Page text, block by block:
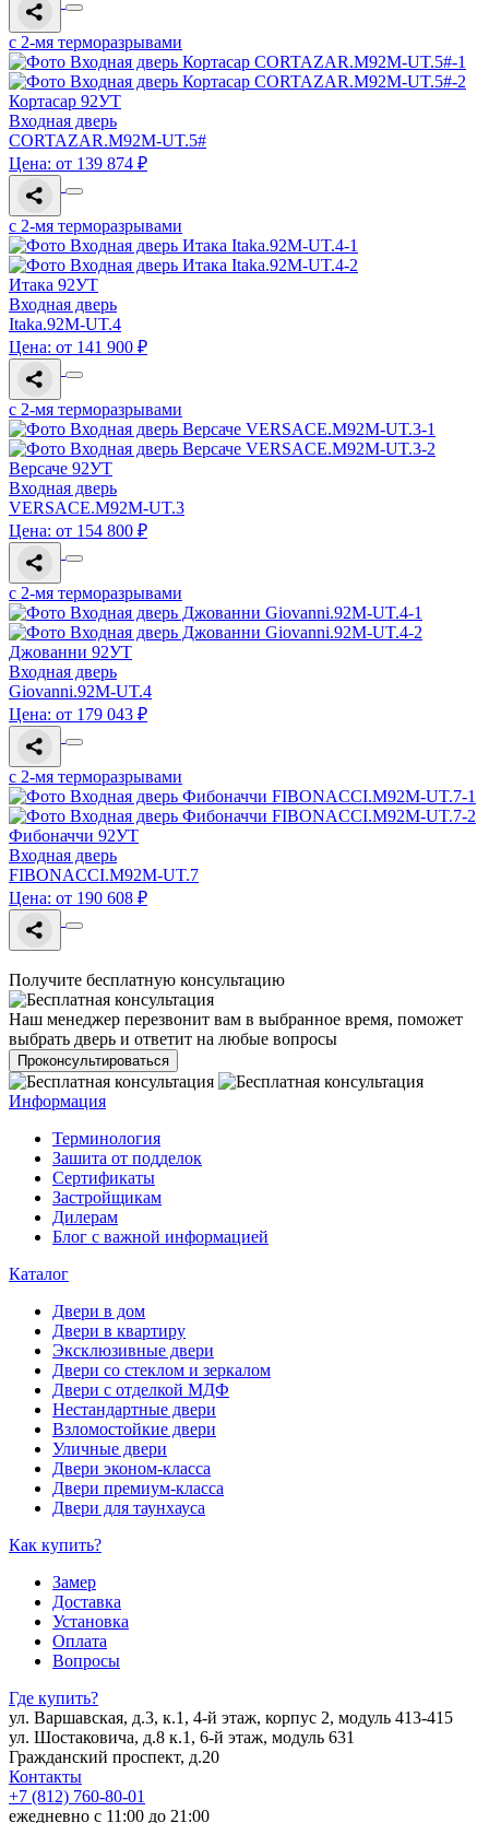
с 2-мя терморазрывами
Кортасар 92УТ
Входная дверь
CORTAZAR.M92M-UT.5#
Цена: от 139 874 ₽
с 2-мя терморазрывами
Итака 92УТ
Входная дверь
Itaka.92M-UT.4
Цена: от 141 900 ₽
с 2-мя терморазрывами
Версаче 92УТ
Входная дверь
VERSACE.M92M-UT.3
Цена: от 154 800 ₽
с 2-мя терморазрывами
Джованни 92УТ
Входная дверь
Giovanni.92M-UT.4
Цена: от 179 043 ₽
с 2-мя терморазрывами
Фибоначчи 92УТ
Входная дверь
FIBONACCI.M92M-UT.7
Цена: от 190 608 ₽
Получите бесплатную консультацию
Наш менеджер перезвонит вам в выбранное время, поможет
выбрать дверь и ответит на любые вопросы
Проконсультироваться
Информация
Терминология
Зашита от подделок
Сертификаты
Застройщикам
Дилерам
Блог с важной информацией
Каталог
Двери в дом
Двери в квартиру
Эксклюзивные двери
Двери со стеклом и зеркалом
Двери с отделкой МДФ
Нестандартные двери
Взломостойкие двери
Уличные двери
Двери эконом-класса
Двери премиум-класса
Двери для таунхауса
Как купить?
Замер
Доставка
Установка
Оплата
Вопросы
Где купить?
ул. Варшавская, д.3, к.1, 4-й этаж, корпус 2, модуль 413-415
ул. Шостаковича, д.8 к.1, 6-й этаж, модуль 631
Гражданский проспект, д.20
Контакты
+7 (812) 760-80-01
ежедневно с 11:00 до 21:00